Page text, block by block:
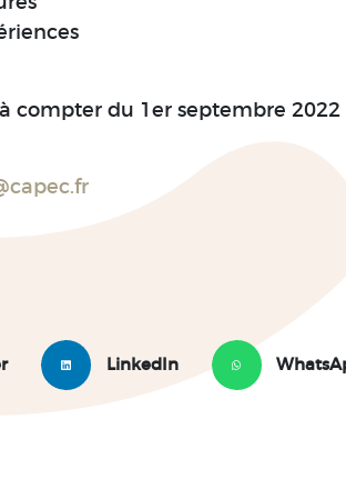
compter du 1er septembre 2022
LinkedIn